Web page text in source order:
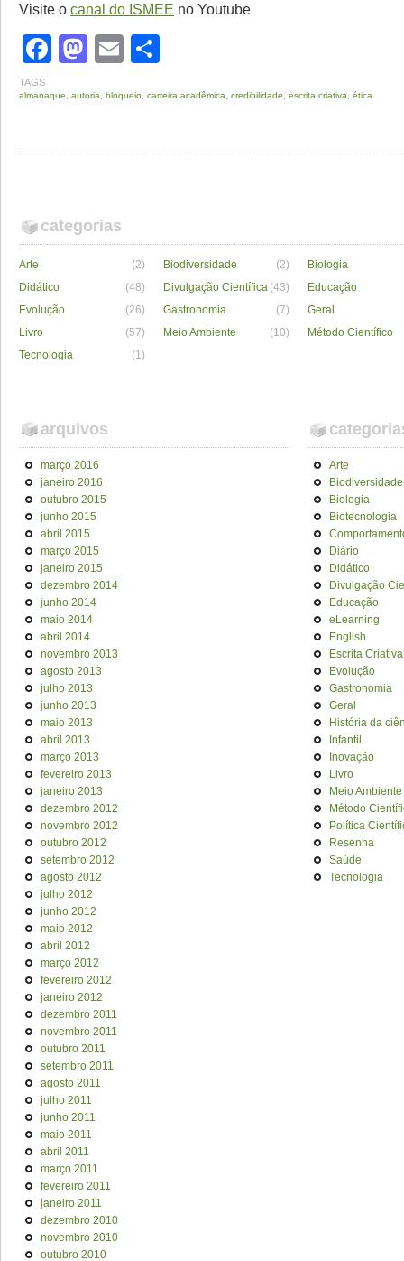
Visite o canal do ISMEE no Youtube
Facebook
Mastodon
Email
TAGS
almanaque autoria bloqueio carreira acadêmica credibilidade escrita criativa ética
categorias
Arte (2) Biodiversidade (2)
Biologia
Didático
(48) Divulgação Científica (43)
Educação
Evolução
(26) Gastronomia (7)
Geral
Livro
(57) Meio Ambiente (10)
Método Científico
Tecnologia
(1)
arquivos
março 2016
janeiro 2016
outubro 2015
junho 2015
abril 2015
março 2015
janeiro 2015
dezembro 2014
junho 2014
maio 2014
abril 2014
novembro 2013
agosto 2013
julho 2013
junho 2013
maio 2013
abril 2013
março 2013
fevereiro 2013
janeiro 2013
dezembro 2012
novembro 2012
outubro 2012
setembro 2012
agosto 2012
julho 2012
junho 2012
maio 2012
abril 2012
março 2012
fevereiro 2012
janeiro 2012
dezembro 2011
novembro 2011
outubro 2011
setembro 2011
agosto 2011
julho 2011
junho 2011
maio 2011
abril 2011
março 2011
fevereiro 2011
janeiro 2011
dezembro 2010
novembro 2010
outubro 2010
Arte
Biodiversidade
Biologia
Biotecnologia
Diário
Didático
Divulgação
Educação
eLearning
English
Escrita Criativa
Evolução
Gastronomia
Geral
História da
Infantil
Inovação
Livro
Meio Ambiente
Método
Política
Resenha
Saúde
Tecnologia